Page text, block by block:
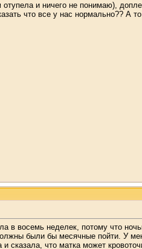
и ничего не понимаю),
что все у нас нормально?? А
в восемь неделек, потому что
были бы месячные пойти. У
сказала, что матка может